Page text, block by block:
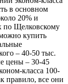
в основном
20% и
по Щелковскому
купить
– 40-50 тыс.
цены – 30-45
класса 100-
правило, все они